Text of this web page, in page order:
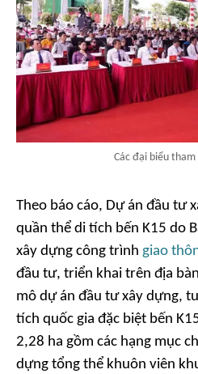
Các đại biểu tham
Theo báo cáo, Dự án đầu tư
quần thể di tích bến K15 do
xây dựng công trình giao
đầu tư, triển khai trên địa
mô dự án đầu tư xây dựng,
tích quốc gia đặc biệt bến
2,28 ha gồm các hạng mục
dựng tổng thể khuôn viên